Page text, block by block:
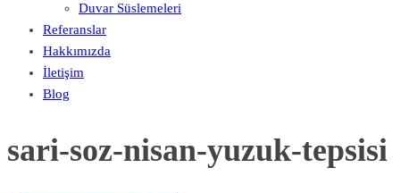
Duvar Süslemeleri
Referanslar
Hakkımızda
İletişim
Blog
sari-soz-nisan-yuzuk-tepsisi